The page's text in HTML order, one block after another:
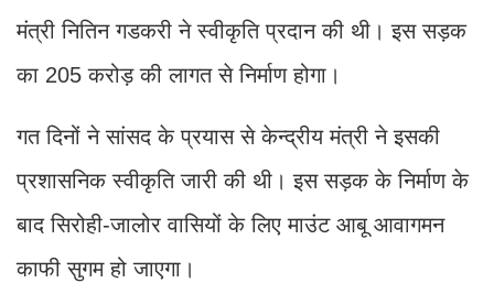
मंत्री नितिन गडकरी ने स्वीकृति प्रदान की थी। इस सड़क
का 205 करोड़ की लागत से निर्माण होगा।
गत दिनों ने सांसद के प्रयास से केन्द्रीय मंत्री ने इसकी
प्रशासनिक स्वीकृति जारी की थी। इस सड़क के निर्माण के
बाद सिरोही-जालोर वासियों के लिए माउंट आबू आवागमन
काफी सुगम हो जाएगा।